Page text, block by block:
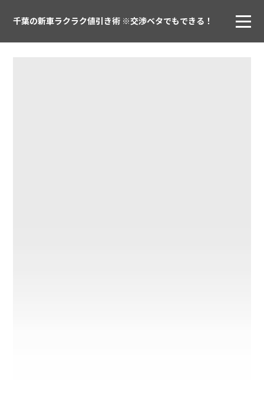
千葉の新車ラクラク値引き術 ※交渉ベタでもできる！